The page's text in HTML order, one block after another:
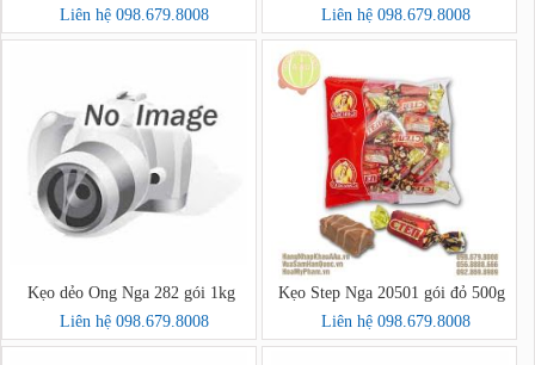
Liên hệ 098.679.8008
Liên hệ 098.679.8008
Kẹo dẻo Ong Nga 282 gói 1kg
Liên hệ 098.679.8008
Kẹo Step Nga 20501 gói đỏ 500g
Liên hệ 098.679.8008